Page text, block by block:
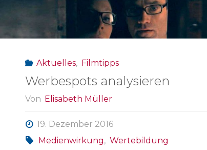
Aktuelles, Filmtipps
Werbespots analysieren
Von Elisabeth Müller
19. Dezember 2016
Medienwirkung, Wertebildung